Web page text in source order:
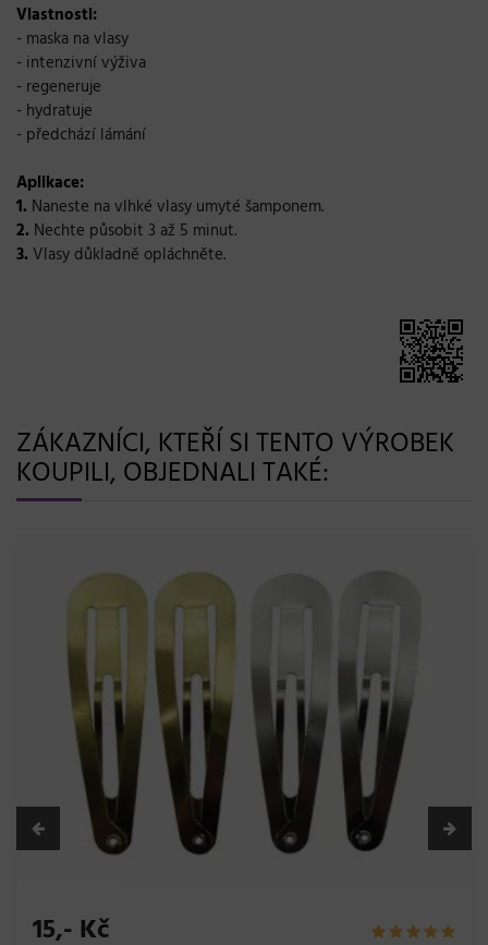
Vlastnosti:
- maska na vlasy
- intenzivní výživa
- regeneruje
- hydratuje
- předchází lámání
Aplikace:
1. Naneste na vlhké vlasy umyté šamponem.
2. Nechte působit 3 až 5 minut.
3. Vlasy důkladně opláchněte.
ZÁKAZNÍCI, KTEŘÍ SI TENTO VÝROBEK
KOUPILI, OBJEDNALI TAKÉ:
15,- Kč